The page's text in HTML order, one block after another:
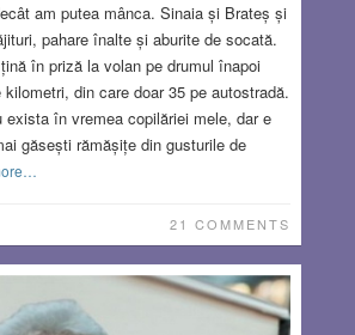
am putea mânca. Sinaia și Brateș și
pahare înalte și aburite de socată.
în priză la volan pe drumul înapoi
din care doar 35 pe autostradă.
exista în vremea copilăriei mele, dar e
găsești rămășițe din gusturile de
21 COMMENTS